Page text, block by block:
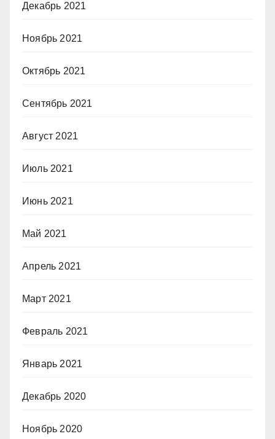
Декабрь 2021
Ноябрь 2021
Октябрь 2021
Сентябрь 2021
Август 2021
Июль 2021
Июнь 2021
Май 2021
Апрель 2021
Март 2021
Февраль 2021
Январь 2021
Декабрь 2020
Ноябрь 2020